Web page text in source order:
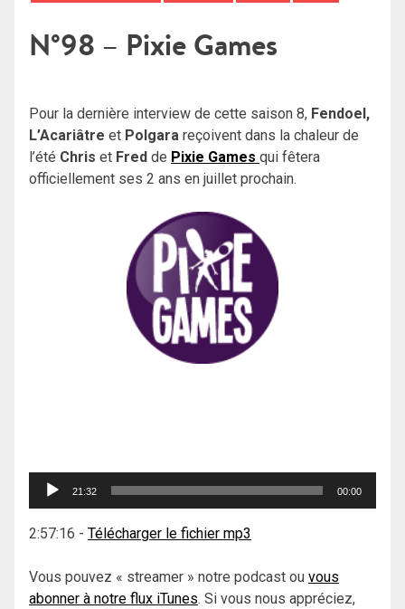
N°98 – Pixie Games
Pour la dernière interview de cette saison 8, Fendoel,
L’Acariâtre et Polgara reçoivent dans la chaleur de
l’été Chris et Fred de Pixie Games qui fêtera
officiellement ses 2 ans en juillet prochain.
Lecteur
21:32 00:00
2:57:16 - Télécharger le fichier mp3
Vous pouvez « streamer » notre podcast ou vous
abonner à notre flux iTunes. Si vous nous appréciez,